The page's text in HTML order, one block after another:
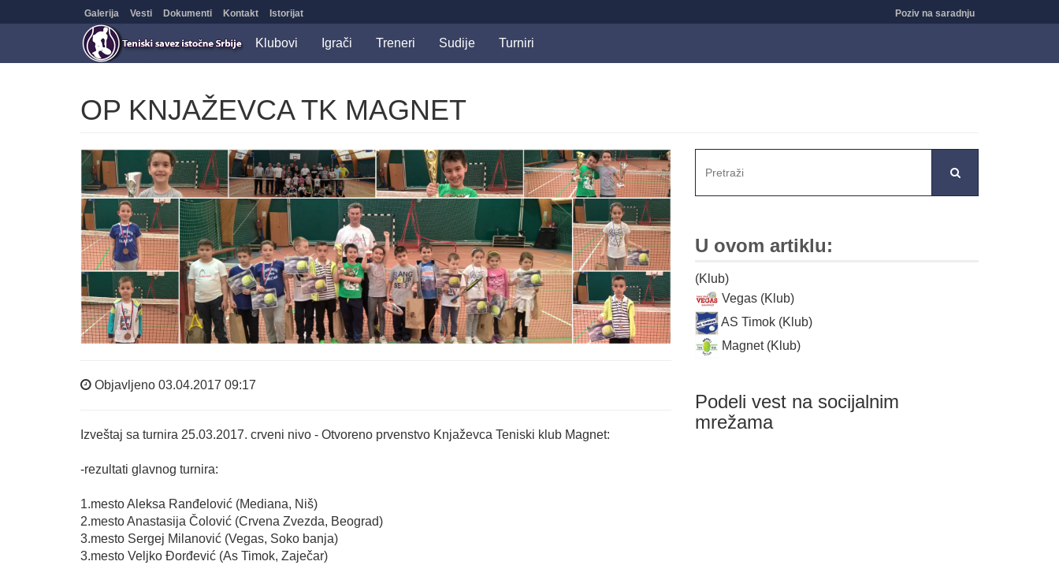
Galerija Vesti Dokumenti Kontakt Istorijat Poziv na saradnju
Klubovi Igrači Treneri Sudije Turniri
OP KNJAŽEVCA TK MAGNET
Objavljeno 03.04.2017 09:17
Izveštaj sa turnira 25.03.2017. crveni nivo - Otvoreno prvenstvo Knjaževca Teniski klub Magnet:
-rezultati glavnog turnira:
1.mesto Aleksa Ranđelović (Mediana, Niš)
2.mesto Anastasija Čolović (Crvena Zvezda, Beograd)
3.mesto Sergej Milanović (Vegas, Soko banja)
3.mesto Veljko Đorđević (As Timok, Zaječar)
U ovom artiklu:
(Klub)
Vegas (Klub)
AS Timok (Klub)
Magnet (Klub)
Podeli vest na socijalnim
mrežama